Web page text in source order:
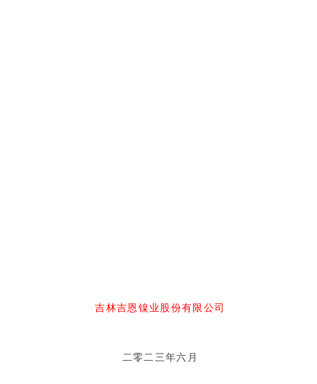
吉林吉恩镍业股份有限公司
二零二三年六 月